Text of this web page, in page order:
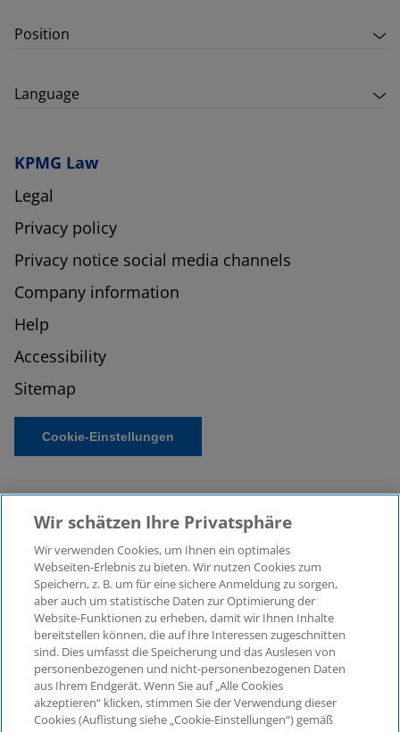
Position
Language
KPMG Law
Legal
Privacy policy
Privacy notice social media channels
Company information
Help
Accessibility
Sitemap
Cookie-Einstellungen
© 2026 KPMG Law Rechtsanwaltsgesellschaft mbH,
associated with KPMG AG
Wirtschaftsprüfungsgesellschaft, a public limited
company under German law and a member of the
global KPMG organisation of independent member
firms affiliated with KPMG International Limited, a
Private English Company Limited by Guarantee. All
Wir schätzen Ihre Privatsphäre
Wir verwenden Cookies, um Ihnen ein optimales
Webseiten-Erlebnis zu bieten. Wir nutzen Cookies zum
Speichern, z. B. um für eine sichere Anmeldung zu sorgen,
aber auch um statistische Daten zur Optimierung der
Website-Funktionen zu erheben, damit wir Ihnen Inhalte
bereitstellen können, die auf Ihre Interessen zugeschnitten
sind. Dies umfasst die Speicherung und das Auslesen von
personenbezogenen und nicht-personenbezogenen Daten
aus Ihrem Endgerät. Wenn Sie auf „Alle Cookies
akzeptieren“ klicken, stimmen Sie der Verwendung dieser
Cookies (Auflistung siehe „Cookie-Einstellungen“) gemäß